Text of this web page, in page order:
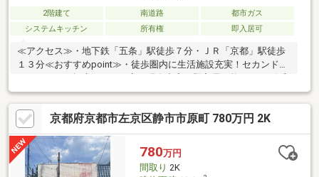
2階建て 南道路
都市ガス
システムキッチン
所有権 即入居可
≪アクセス≫・地下鉄「五条」駅徒歩７分・ＪＲ「京都」駅徒歩
１３分≪おすすめpoint≫・徒歩圏内に生活施設充実！セカンドハ
７年１０月リフォーム完了 キッチン・浴室・洗面・トイレ 新
調 全室クロス・床貼替、建具・給湯器交換 など≪周辺施設
≫・フレスコ…歩４分・ファミリーマート…歩５分・ココカラファ
イン…歩６分・京都ヨドバシ…歩１４分・下京渉成小学校…歩１５
分・下京中学校…歩３分
京都府京都市左京区静市市原町 780万円 2K
780万円
間取り 2K